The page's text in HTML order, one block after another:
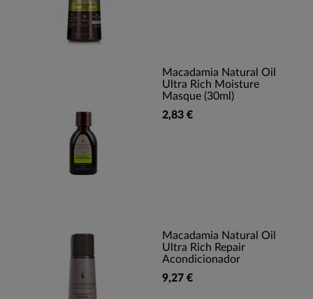
Macadamia Natural Oil
Ultra Rich Moisture
Masque (30ml)
2,83 €
Macadamia Natural Oil
Ultra Rich Repair
Acondicionador
9,27 €